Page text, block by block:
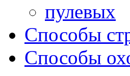
пулевых
Способы
Способы